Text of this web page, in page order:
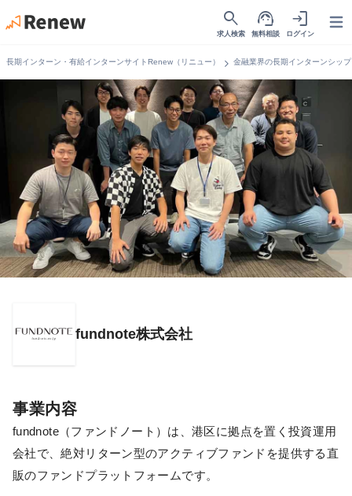
search
求人検索
support_agent
無料相談
login
ログイン
長期インターン・有給インターンサイトRenew（リニュー） chevron_right 金融業界の長期インターンシップ
fundnote株式会社
事業内容
fundnote（ファンドノート）は、港区に拠点を置く投資運用
会社で、絶対リターン型のアクティブファンドを提供する直
販のファンドプラットフォームです。